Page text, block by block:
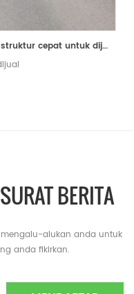
keluli ringan dan bangunan prefab struktur cepat untuk dijual
BERITA
alukan anda untuk
anda fikirkan.